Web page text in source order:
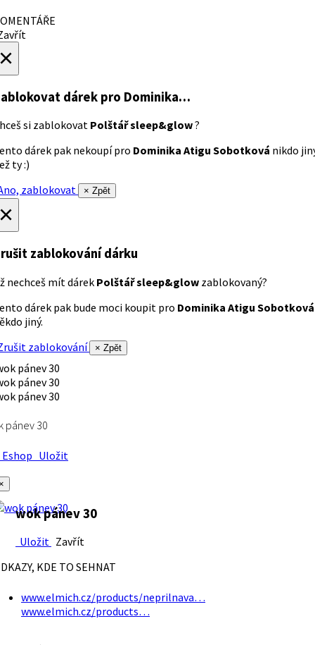
dárek pro Dominika…
si zablokovat Polštář sleep&glow?
dárek pak nekoupí pro Dominika Atigu Sobotková nikdo
ty :)
zablokovat
× Zpět
zablokování dárku
nechceš mít dárek Polštář sleep&glow zablokovaný?
dárek pak bude moci koupit pro Dominika Atigu Sobotková
jiný.
zablokování
× Zpět
pánev 30
Uložit
wok pánev 30
Uložit Zavřít
KDE TO SEHNAT
www.elmich.cz/products/neprilnava…
www.elmich.cz/products…